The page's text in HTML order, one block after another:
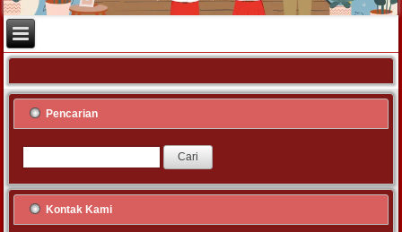
Pencarian
Kontak Kami